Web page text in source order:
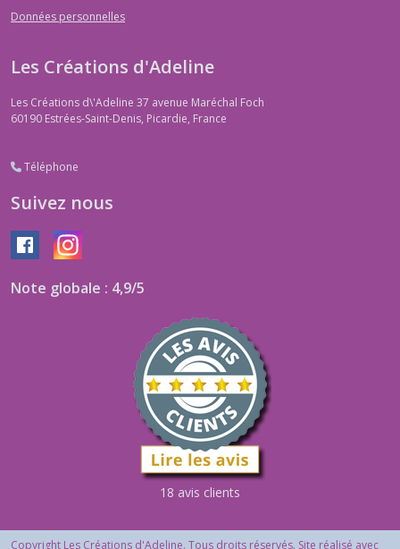
Données personnelles
Les Créations d'Adeline
Les Créations d\'Adeline 37 avenue Maréchal Foch
60190 Estrées-Saint-Denis, Picardie, France
Téléphone
Suivez nous
Note globale : 4,9/5
18 avis clients
Copyright Les Créations d'Adeline. Tous droits réservés. Site réalisé avec